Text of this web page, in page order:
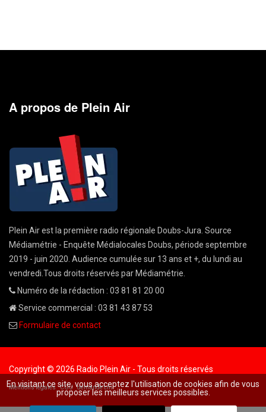
A propos de Plein Air
Plein Air est la première radio régionale Doubs-Jura. Source
Médiamétrie - Enquête Médialocales Doubs, période septembre
2019 - juin 2020. Audience cumulée sur 13 ans et +, du lundi au
vendredi.Tous droits réservés par Médiamétrie.
Numéro de la rédaction : 03 81 81 20 00
Service commercial : 03 81 43 87 53
Formulaire de contact
Copyright © 2026 Radio Plein Air - Tous droits réservés
Mentions légales CGU demande cnil
En visitant ce site, vous acceptez l'utilisation de cookies afin de vous
proposer les meilleurs services possibles.